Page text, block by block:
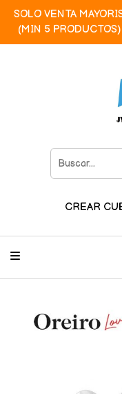
SOLO VENTA
(MIN 5
CREAR